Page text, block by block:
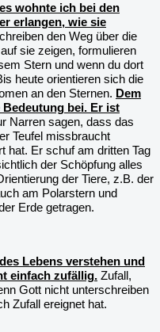
wohnte ich bei den
erlangen, wie sie
den Weg über die
sie zeigen, formulieren
Stern und wenn du dort
heute orientieren sich die
an den Sternen. Dem
bei. Er ist
Narren sagen, dass das
Teufel missbraucht
hat. Er schuf am dritten Tag
der Schöpfung alles
der Tiere, z.B. der
am Polarstern und
Erde getragen.
Lebens verstehen und
einfach zufällig. Zufall,
Gott nicht unterschreiben
Zufall ereignet hat.